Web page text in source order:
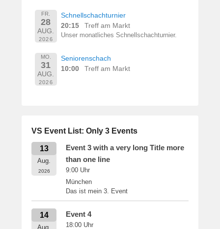
FR.
28
AUG.
2026
Schnellschachturnier
20:15
Treff am Markt
Unser monatliches Schnellschachturnier.
MO.
31
AUG.
2026
Seniorenschach
10:00
Treff am Markt
VS Event List: Only 3 Events
13
Aug.
2026
Event 3 with a very long Title more
than one line
9:00 Uhr
München
Das ist mein 3. Event
14
Aug.
Event 4
18:00 Uhr